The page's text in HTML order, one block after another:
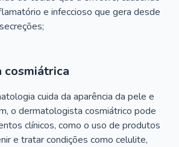
e infeccioso que gera desde
cuida da aparência da pele e
o dermatologista cosmiátrico pode
clínicos, como o uso de produtos
e tratar condições como celulite,